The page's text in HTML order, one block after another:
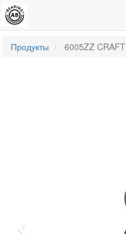
Продукты 6005ZZ CRAFT